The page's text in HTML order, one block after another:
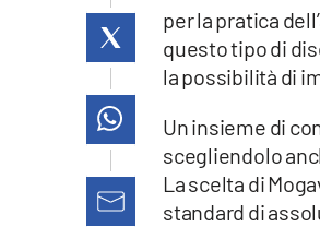
catanzarochannel.it
lacapitalenews.it
per la pratica
questo tipo di
la possibilità di
Un insieme di
scegliendolo
La scelta di
standard di